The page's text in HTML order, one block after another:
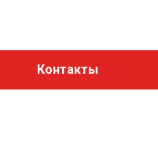
Контакты